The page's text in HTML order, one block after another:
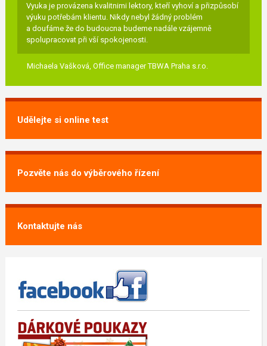
Vyuka je provázena kvalitnimi lektory, kteří vyhoví a přizpůsobí
výuku potřebám klientu. Nikdy nebyl žádný problém
a doufáme že do budoucna budeme nadále vzájemně
spolupracovat při vší spokojenosti.
Michaela Vašková, Office manager TBWA Praha s.r.o.
Udělejte si online test
Pozvěte nás do výběrového řízení
Kontaktujte nás